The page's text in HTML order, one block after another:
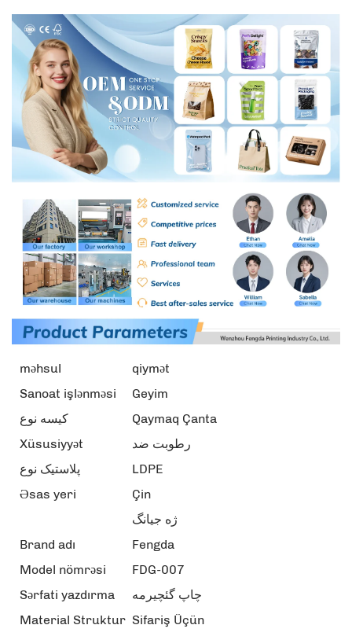
məhsul
qiymət
Sanoat işlənməsi
Geyim
کیسه نوع
Qaymaq Çanta
Xüsusiyyət
رطوبت ضد
پلاستیک نوع
LDPE
Əsas yeri
Çin
ژه جيانگ
Brand adı
Fengda
Model nömrəsi
FDG-007
Sərfati yazdırma
چاپ گئچیرمه
Material Struktur Sifariş Üçün